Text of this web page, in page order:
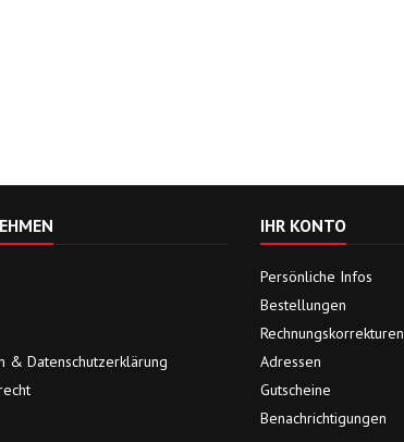
& Datenschutzerklärung
IHR KONTO
Persönliche Infos
Bestellungen
Rechnungskorrekturen
Adressen
Gutscheine
Benachrichtigungen